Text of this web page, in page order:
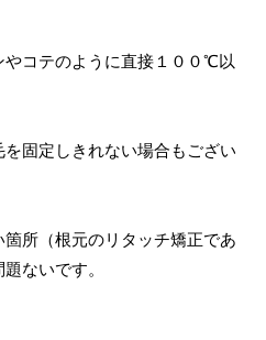
コテのように直接１００℃以
固定しきれない場合もござい
所（根元のリタッチ矯正であ
ないです。